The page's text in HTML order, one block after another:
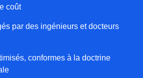
coût
par des ingénieurs et docteurs
conformes à la doctrine